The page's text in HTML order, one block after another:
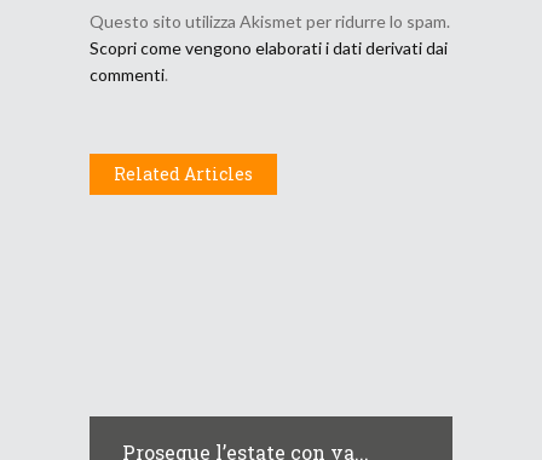
Questo sito utilizza Akismet per ridurre lo spam.
Scopri come vengono elaborati i dati derivati dai
commenti.
Related Articles
Prosegue l’estate con va...